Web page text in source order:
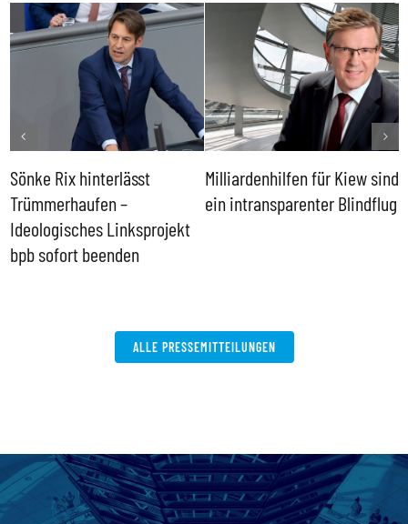
Sönke Rix hinterlässt
Trümmerhaufen –
Ideologisches Linksprojekt
bpb sofort beenden
Milliardenhilfen für Kiew sind
ein intransparenter Blindflug
ALLE PRESSEMITTEILUNGEN